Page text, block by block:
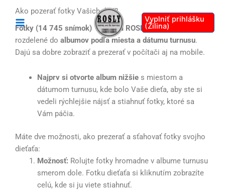
Preskočiť
obsah
Vyplniť prihlášku
(Žilina)
Ako pozerať fotky Vašich detí?
Fotky (14 745 snímok) z tábora ROSLY 2024sú
rozdelené do albumov podľa miesta a dátumu turnusu.
Dajú sa dobre zobraziť a prezerať v počítači aj na mobile.
Najprv si otvorte album nižšies miestom a
dátumom turnusu, kde bolo Vaše dieťa, aby ste si
vedeli rýchlejšie nájsť a stiahnuť fotky, ktoré sa
Vám páčia.
Máte dve možnosti, ako prezerať a sťahovať fotky svojho
dieťaťa:
Možnosť: Rolujte fotky hromadne v albume turnusu
smerom dole. Fotku dieťaťa si kliknutím zobrazíte
celú, kde si ju viete stiahnuť.